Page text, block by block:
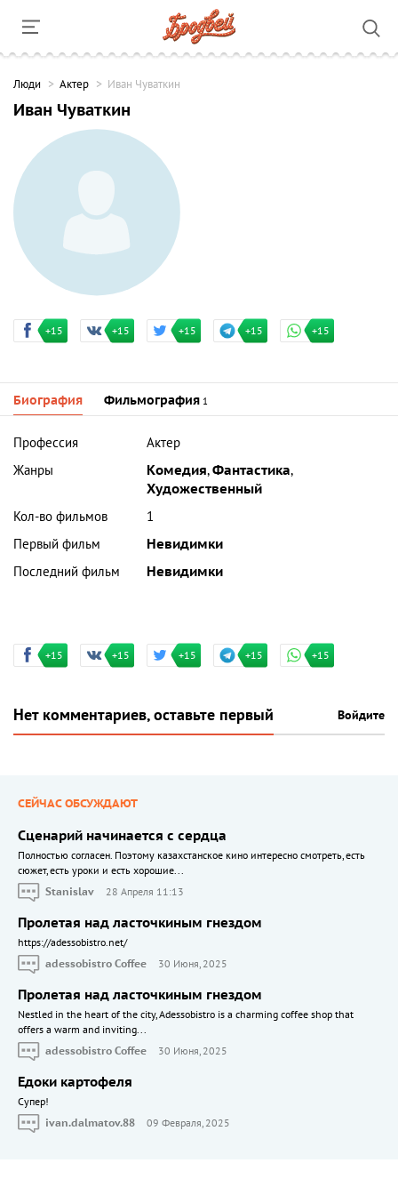
Люди Актер Иван Чуваткин
Иван Чуваткин
+15 +15 +15 +15 +15
Биография Фильмография 1
Профессия
Актер
Жанры
Комедия,Фантастика,
Художественный
Кол-во фильмов
1
Первый фильм
Невидимки
Последний фильм
Невидимки
+15 +15 +15 +15 +15
Нет комментариев, оставьте первый Войдите
СЕЙЧАС ОБСУЖДАЮТ
Сценарий начинается с сердца
Полностью согласен. Поэтому казахстанское кино интересно смотреть, есть
сюжет, есть уроки и есть хорошие...
Stanislav
28 Апреля 11:13
Пролетая над ласточкиным гнездом
https://adessobistro.net/
adessobistro Coffee
30 Июня, 2025
Пролетая над ласточкиным гнездом
Nestled in the heart of the city, Adessobistro is a charming coffee shop that
offers a warm and inviting...
adessobistro Coffee
30 Июня, 2025
Едоки картофеля
Cупер!
ivan.dalmatov.88
09 Февраля, 2025